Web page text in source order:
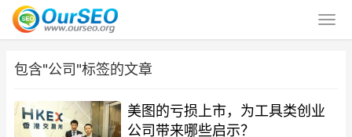
包含"公司"标签的文章
美图的亏损上市，为工具类创业
公司带来哪些启示？